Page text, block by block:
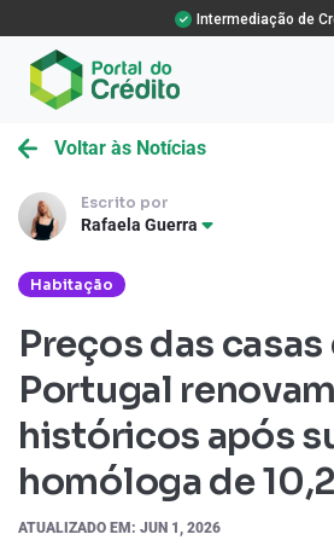
Intermediação de
Voltar às Notícias
Escrito por
Rafaela Guerra
Habitação
Preços das casas
Portugal
históricos após
homóloga de
ATUALIZADO EM: JUN 1, 2026